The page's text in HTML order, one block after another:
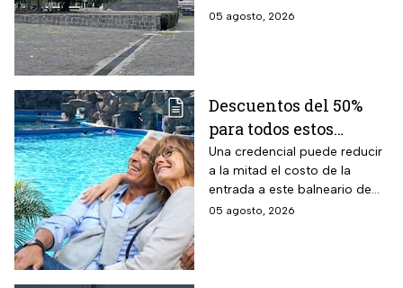
del examen con
irregularidades
contra la empresa y tras esta
05 agosto, 2026
Descuentos del 50%
para todos estos
adultos mayores
durante agosto 2026
en Balneario Dios
Padre, a una hora de
Una credencial puede reducir
a la mitad el costo de la
entrada a este balneario de
aguas termales
05 agosto, 2026